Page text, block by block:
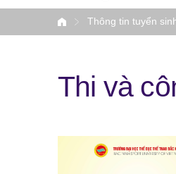
HomeThông tin tuyển
Thi và